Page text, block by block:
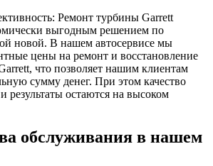
Ремонт турбины Garrett
выгодным решением по
новой. В нашем автосервисе мы
цены на ремонт и восстановление
что позволяет нашим клиентам
сумму денег. При этом качество
результаты остаются на высоком
обслуживания в нашем